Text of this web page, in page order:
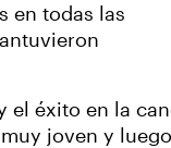
en todas las
éxito en la
joven y